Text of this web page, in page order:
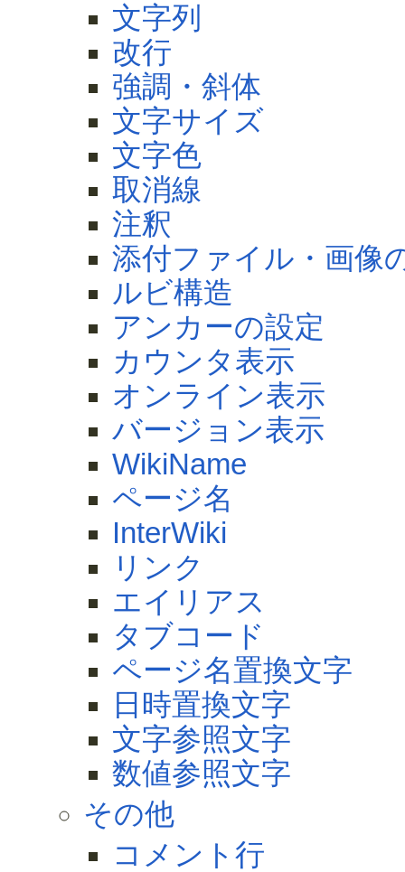
文字列
改行
強調・斜体
文字サイズ
文字色
取消線
注釈
添付ファイル・画像
ルビ構造
アンカーの設定
カウンタ表示
オンライン表示
バージョン表示
WikiName
ページ名
InterWiki
リンク
エイリアス
タブコード
ページ名置換文字
日時置換文字
文字参照文字
数値参照文字
その他
コメント行